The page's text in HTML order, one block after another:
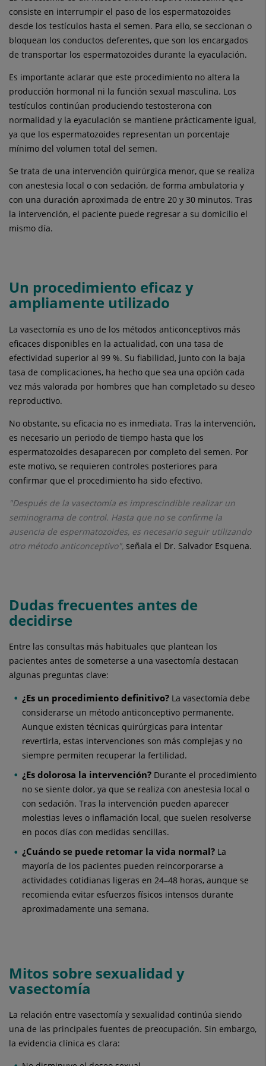
consiste en interrumpir el paso de los espermatozoides
desde los testículos hasta el semen. Para ello, se seccionan o
bloquean los conductos deferentes, que son los encargados
de transportar los espermatozoides durante la eyaculación.
Es importante aclarar que este procedimiento no altera la
producción hormonal ni la función sexual masculina. Los
testículos continúan produciendo testosterona con
normalidad y la eyaculación se mantiene prácticamente igual,
ya que los espermatozoides representan un porcentaje
mínimo del volumen total del semen.
Se trata de una intervención quirúrgica menor, que se realiza
con anestesia local o con sedación, de forma ambulatoria y
con una duración aproximada de entre 20 y 30 minutos. Tras
la intervención, el paciente puede regresar a su domicilio el
mismo día.
Un procedimiento eficaz y
ampliamente utilizado
La vasectomía es uno de los métodos anticonceptivos más
eficaces disponibles en la actualidad, con una tasa de
efectividad superior al 99 %. Su fiabilidad, junto con la baja
tasa de complicaciones, ha hecho que sea una opción cada
vez más valorada por hombres que han completado su deseo
reproductivo.
No obstante, su eficacia no es inmediata. Tras la intervención,
es necesario un periodo de tiempo hasta que los
espermatozoides desaparecen por completo del semen. Por
este motivo, se requieren controles posteriores para
confirmar que el procedimiento ha sido efectivo.
"Después de la vasectomía es imprescindible realizar un
seminograma de control. Hasta que no se confirme la
ausencia de espermatozoides, es necesario seguir utilizando
otro método anticonceptivo", señala el Dr. Salvador Esquena.
Dudas frecuentes antes de
decidirse
Entre las consultas más habituales que plantean los
pacientes antes de someterse a una vasectomía destacan
algunas preguntas clave:
¿Es un procedimiento definitivo? La vasectomía debe
considerarse un método anticonceptivo permanente.
Aunque existen técnicas quirúrgicas para intentar
revertirla, estas intervenciones son más complejas y no
siempre permiten recuperar la fertilidad.
¿Es dolorosa la intervención? Durante el procedimiento
no se siente dolor, ya que se realiza con anestesia local o
con sedación. Tras la intervención pueden aparecer
molestias leves o inflamación local, que suelen resolverse
en pocos días con medidas sencillas.
¿Cuándo se puede retomar la vida normal? La
mayoría de los pacientes pueden reincorporarse a
actividades cotidianas ligeras en 24–48 horas, aunque se
recomienda evitar esfuerzos físicos intensos durante
aproximadamente una semana.
Mitos sobre sexualidad y
vasectomía
La relación entre vasectomía y sexualidad continúa siendo
una de las principales fuentes de preocupación. Sin embargo,
la evidencia clínica es clara: